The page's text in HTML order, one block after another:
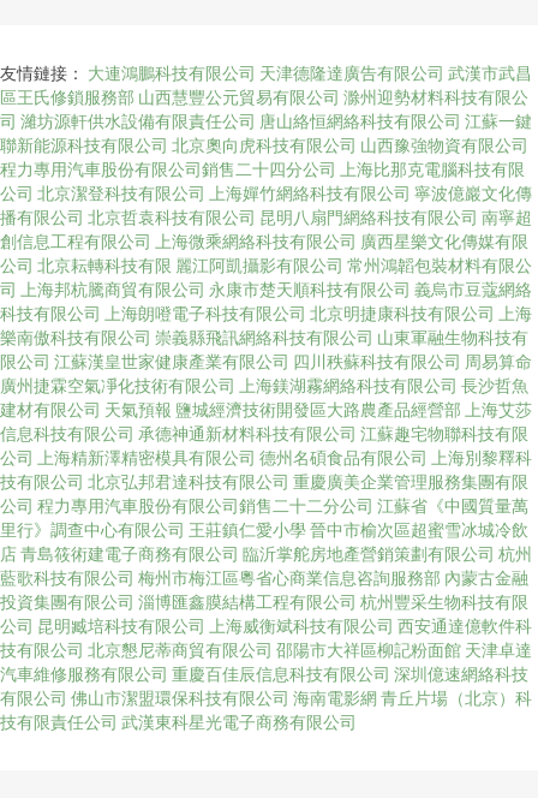
友情鏈接： 大連鴻鵬科技有限公司 天津德隆達廣告有限公司 武漢市武昌
區王氏修鎖服務部 山西慧豐公元貿易有限公司 滁州迎勢材料科技有限公
司 濰坊源軒供水設備有限責任公司 唐山絡恒網絡科技有限公司 江蘇一鍵
聯新能源科技有限公司 北京奧向虎科技有限公司 山西豫強物資有限公司
程力專用汽車股份有限公司銷售二十四分公司
上海比那克電腦科技有限
公司 北京潔登科技有限公司 上海嬋竹網絡科技有限公司 寧波億巖文化傳
播有限公司 北京哲袁科技有限公司 昆明八扇門網絡科技有限公司 南寧超
創信息工程有限公司
上海微乘網絡科技有限公司 廣西星樂文化傳媒有限
公司 北京耘轉科技有限 麗江阿凱攝影有限公司 常州鴻韜包裝材料有限公
司
上海邦杭騰商貿有限公司 永康市楚天順科技有限公司 義烏市豆蔻網絡
科技有限公司
上海朗噔電子科技有限公司 北京明捷康科技有限公司
上海
樂南傲科技有限公司 崇義縣飛訊網絡科技有限公司 山東軍融生物科技有
限公司 江蘇漢皇世家健康產業有限公司 四川秩蘇科技有限公司 周易算命
廣州捷霖空氣凈化技術有限公司
上海鎂湖霧網絡科技有限公司 長沙哲魚
建材有限公司 天氣預報 鹽城經濟技術開發區大路農產品經營部 上海艾莎
信息科技有限公司 承德神通新材料科技有限公司 江蘇趣宅物聯科技有限
公司
上海精新澤精密模具有限公司 德州名碩食品有限公司
上海別黎釋科
技有限公司 北京弘邦君達科技有限公司 重慶廣美企業管理服務集團有限
公司 程力專用汽車股份有限公司銷售二十二分公司 江蘇省《中國質量萬
里行》調查中心有限公司 王莊鎮仁愛小學晉中市榆次區超蜜雪冰城冷飲
店青島筱術建電子商務有限公司 臨沂掌舵房地產營銷策劃有限公司 杭州
藍歌科技有限公司 梅州市梅江區粵省心商業信息咨詢服務部 內蒙古金融
投資集團有限公司 淄博匯鑫膜結構工程有限公司 杭州豐采生物科技有限
公司 昆明臧培科技有限公司 上海威衡斌科技有限公司 西安通達億軟件科
技有限公司 北京懇尼蒂商貿有限公司 邵陽市大祥區柳記粉面館 天津卓達
汽車維修服務有限公司 重慶百佳辰信息科技有限公司 深圳億速網絡科技
有限公司 佛山市潔盟環保科技有限公司 海南電影網 青丘片場（北京）科
技有限責任公司 武漢東科星光電子商務有限公司